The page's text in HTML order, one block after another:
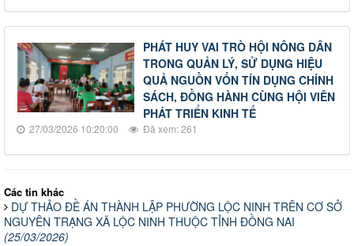
PHÁT HUY VAI TRÒ HỘI NÔNG DÂN
TRONG QUẢN LÝ, SỬ DỤNG HIỆU
QUẢ NGUỒN VỐN TÍN DỤNG CHÍNH
SÁCH, ĐỒNG HÀNH CÙNG HỘI VIÊN
PHÁT TRIỂN KINH TẾ
27/03/2026 10:20:00 Đã xem: 261
Các tin khác
DỰ THẢO ĐỀ ÁN THÀNH LẬP PHƯỜNG LỘC NINH TRÊN CƠ SỞ
NGUYÊN TRẠNG XÃ LỘC NINH THUỘC TỈNH ĐỒNG NAI
(25/03/2026)